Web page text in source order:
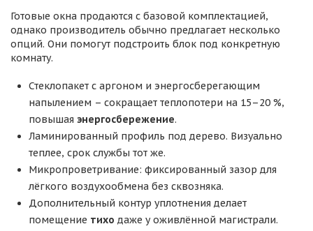
Готовые окна продаются с базовой комплектацией,
однако производитель обычно предлагает несколько
опций. Они помогут подстроить блок под конкретную
комнату.
Стеклопакет с аргоном и энергосберегающим
напылением – сокращает теплопотери на 15–20 %,
повышая энергосбережение.
Ламинированный профиль под дерево. Визуально
теплее, срок службы тот же.
Микропроветривание: фиксированный зазор для
лёгкого воздухообмена без сквозняка.
Дополнительный контур уплотнения делает
помещение тихо даже у оживлённой магистрали.